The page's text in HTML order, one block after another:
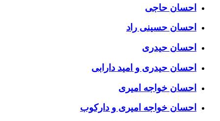
احسان حاجی
احسان حسینی راد
احسان حیدری
احسان حیدری و امید دارابی
احسان خواجه امیری
احسان خواجه امیری و دارکوب